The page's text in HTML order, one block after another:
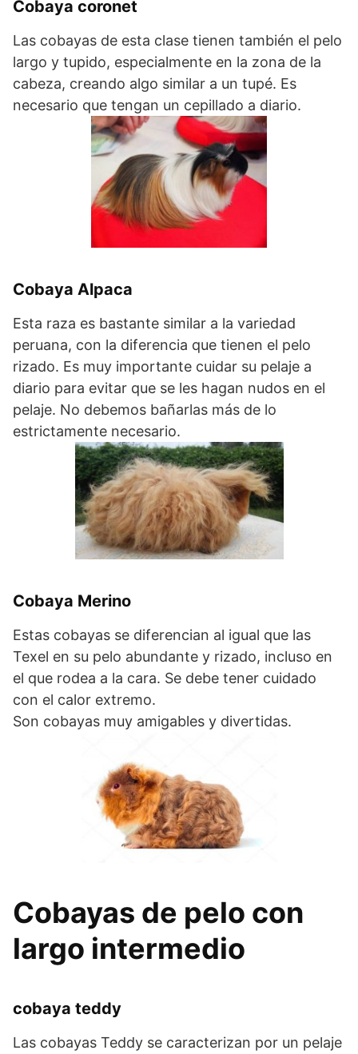
Cobaya coronet
Las cobayas de esta clase tienen también el pelo
largo y tupido, especialmente en la zona de la
cabeza, creando algo similar a un tupé. Es
necesario que tengan un cepillado a diario.
Cobaya Alpaca
Esta raza es bastante similar a la variedad
peruana, con la diferencia que tienen el pelo
rizado. Es muy importante cuidar su pelaje a
diario para evitar que se les hagan nudos en el
pelaje. No debemos bañarlas más de lo
estrictamente necesario.
Cobaya Merino
Estas cobayas se diferencian al igual que las
Texel en su pelo abundante y rizado, incluso en
el que rodea a la cara. Se debe tener cuidado
con el calor extremo.
Son cobayas muy amigables y divertidas.
Cobayas de pelo con
largo intermedio
cobaya teddy
Las cobayas Teddy se caracterizan por un pelaje